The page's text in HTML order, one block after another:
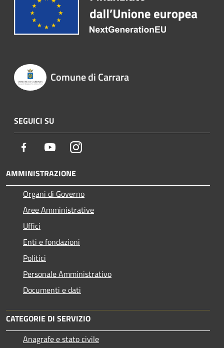
Comune di Carrara
SEGUICI SU
Facebook YoutubeInstagram
AMMINISTRAZIONE
Organi di Governo
Aree Amministrative
Uffici
Enti e fondazioni
Politici
Personale Amministrativo
Documenti e dati
CATEGORIE DI SERVIZIO
Anagrafe e stato civile